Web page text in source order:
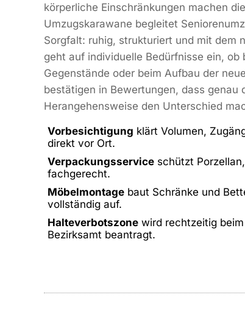
körperliche Einschränkungen machen
Umzugskarawane begleitet
Sorgfalt: ruhig, strukturiert und mit dem
geht auf individuelle Bedürfnisse ein, ob
Gegenstände oder beim Aufbau der
bestätigen in Bewertungen, dass genau
Herangehensweise den Unterschied
Vorbesichtigung klärt Volumen,
direkt vor Ort.
Verpackungsservice schützt
fachgerecht.
Möbelmontage baut Schränke und
vollständig auf.
Halteverbotszone wird rechtzeitig
Bezirksamt beantragt.